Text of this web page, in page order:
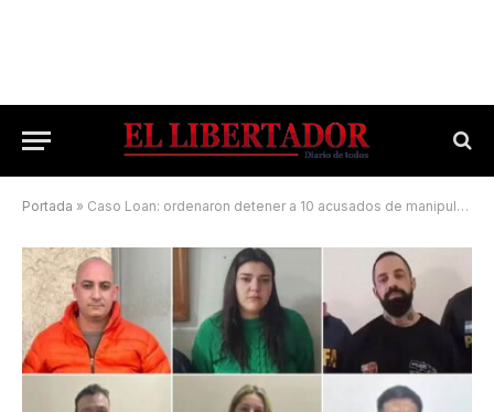
Portada » Caso Loan: ordenaron detener a 10 acusados de manipular testigos